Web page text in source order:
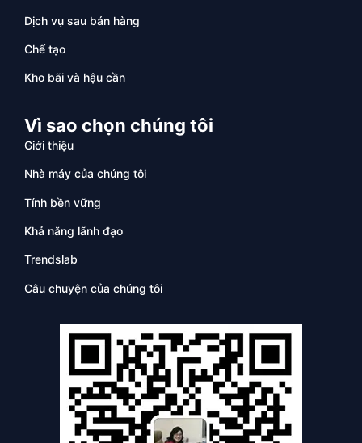
Dịch vụ sau bán hàng
Chế tạo
Kho bãi và hậu cần
Vì sao chọn chúng tôi
Giới thiệu
Nhà máy của chúng tôi
Tính bền vững
Khả năng lãnh đạo
Trendslab
Câu chuyện của chúng tôi